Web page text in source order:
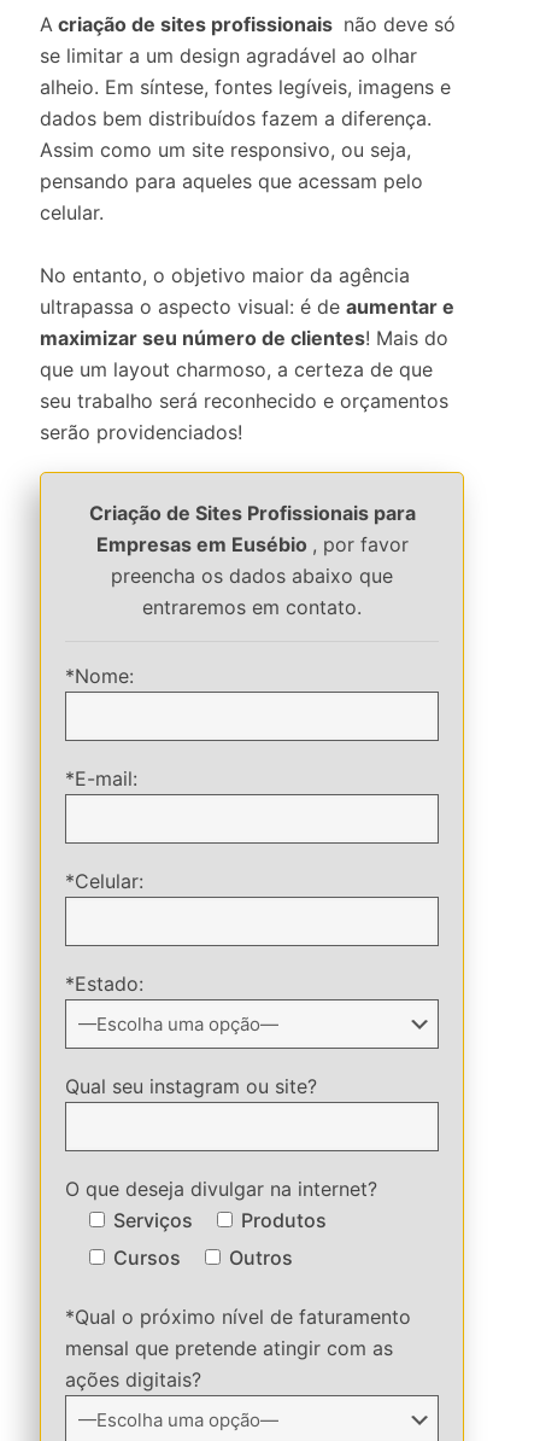
A criação de sites profissionais não deve só
se limitar a um design agradável ao olhar
alheio. Em síntese, fontes legíveis, imagens e
dados bem distribuídos fazem a diferença.
Assim como um site responsivo, ou seja,
pensando para aqueles que acessam pelo
celular.
No entanto, o objetivo maior da agência
ultrapassa o aspecto visual: é de aumentar e
maximizar seu número de clientes! Mais do
que um layout charmoso, a certeza de que
seu trabalho será reconhecido e orçamentos
serão providenciados!
Criação de Sites Profissionais para
Empresas em Eusébio , por favor
preencha os dados abaixo que
entraremos em contato.
*Nome:
*E-mail:
*Celular:
*Estado:
Qual seu instagram ou site?
O que deseja divulgar na internet?
Serviços
Produtos
Cursos
Outros
*Qual o próximo nível de faturamento
mensal que pretende atingir com as
ações digitais?